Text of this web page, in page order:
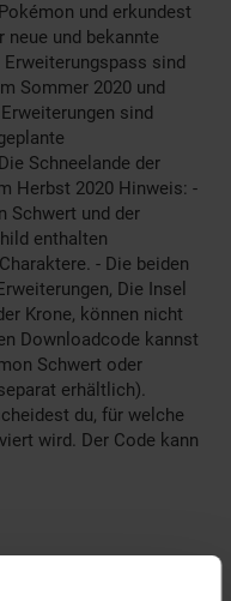
und erkundest
neue und bekannte
sind
Sommer 2020 und
sind
Schneelande der
Herbst 2020 Hinweis: -
Schwert und der
enthalten
- Die beiden
Die Insel
Krone, können nicht
Downloadcode kannst
Schwert oder
erhältlich).
du, für welche
wird. Der Code kann